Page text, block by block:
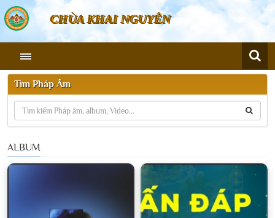
CHÙA KHAI NGUYÊN
Tìm Pháp Âm
ALBUM